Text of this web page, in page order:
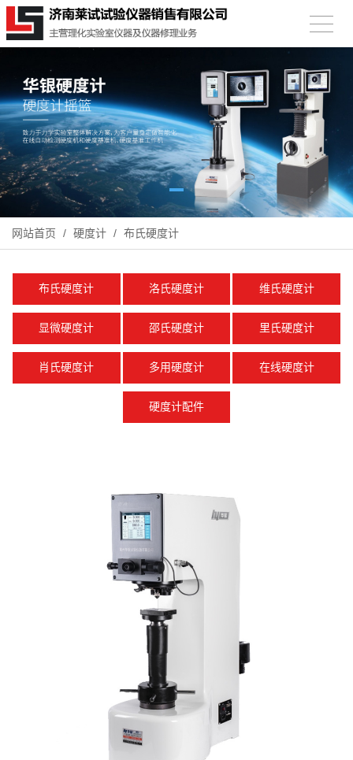
网站首页 / 硬度计 / 布氏硬度计
布氏硬度计 洛氏硬度计 维氏硬度计
显微硬度计 邵氏硬度计 里氏硬度计
肖氏硬度计 多用硬度计 在线硬度计
硬度计配件